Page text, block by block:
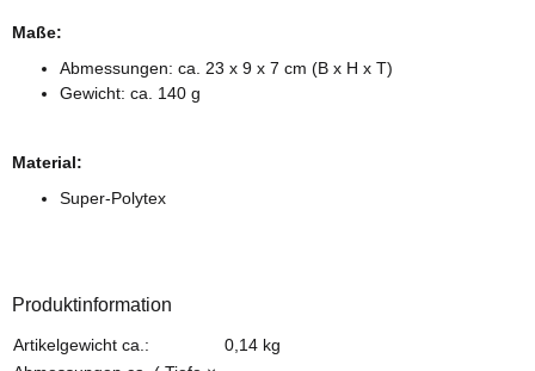
Maße:
Abmessungen: ca. 23 x 9 x 7 cm (B x H x T)
Gewicht: ca. 140 g
Material:
Super-Polytex
Produktinformation
Produkteigenschaft
Wert
Artikelgewicht ca.: 0,14 kg